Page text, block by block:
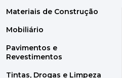
Materiais de Construção
Mobiliário
Pavimentos e
Revestimentos
Tintas, Drogas e Limpeza